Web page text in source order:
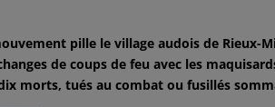
pille le village audois de Rieux-
de coups de feu avec les
morts, tués au combat ou fusillés